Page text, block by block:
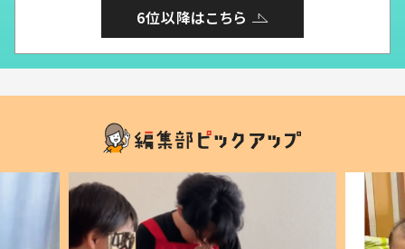
6位以降はこちら